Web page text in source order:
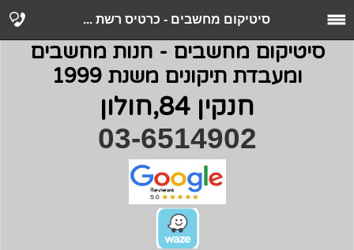
סיטיקום מחשבים - כרטיס רשת ...
סיטיקום מחשבים - חנות מחשבים
ומעבדת תיקונים משנת 1999
חנקין 84,חולון
03-6514902